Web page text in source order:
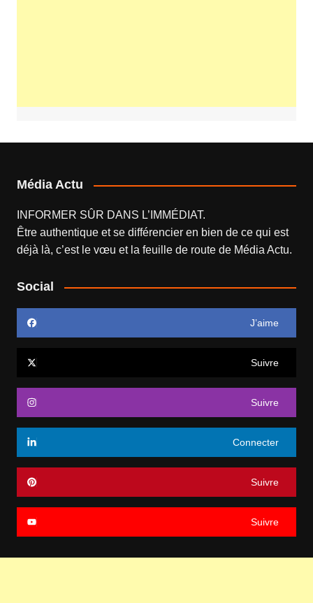
Média Actu
INFORMER SÛR DANS L’IMMÉDIAT.
Être authentique et se différencier en bien de ce qui est
déjà là, c’est le vœu et la feuille de route de Média Actu.
Social
J’aime
Suivre
Suivre
Connecter
Suivre
Suivre